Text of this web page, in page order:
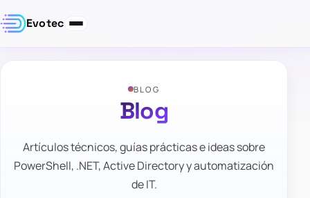
Evotec
BLOG
Blog
Artículos técnicos, guías prácticas e ideas sobre
PowerShell, .NET, Active Directory y automatización
de IT.